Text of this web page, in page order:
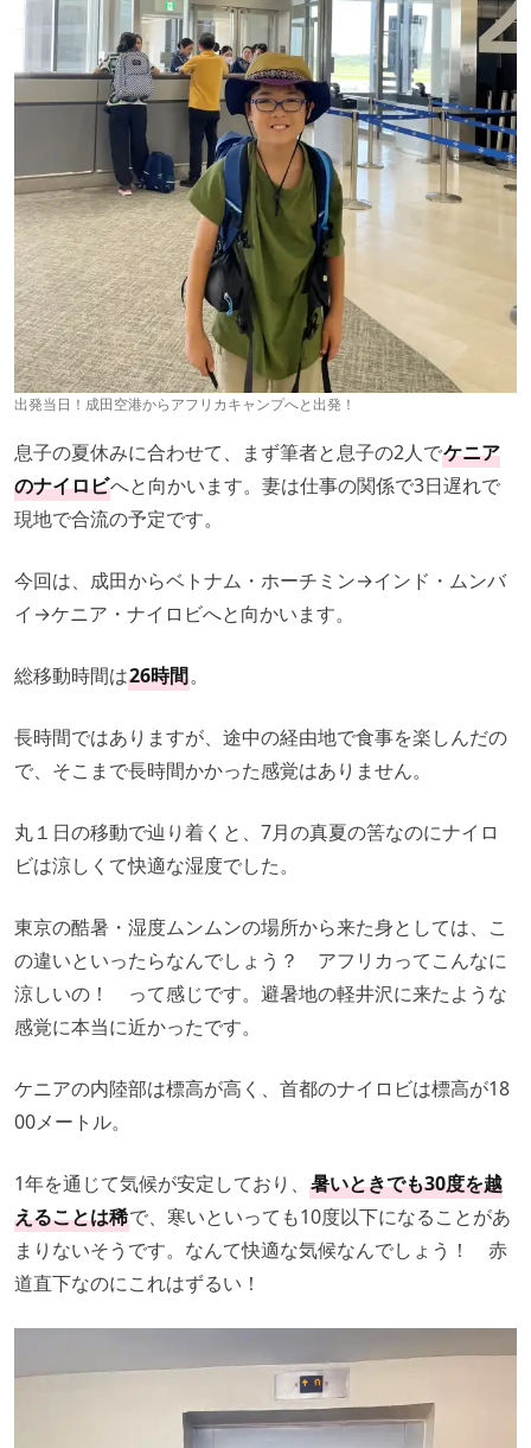
出発当日！成田空港からアフリカキャンプへと出発！
息子の夏休みに合わせて、まず筆者と息子の2人でケニア
のナイロビへと向かいます。妻は仕事の関係で3日遅れで
現地で合流の予定です。
今回は、成田からベトナム・ホーチミン→インド・ムンバ
イ→ケニア・ナイロビへと向かいます。
総移動時間は26時間。
長時間ではありますが、途中の経由地で食事を楽しんだの
で、そこまで長時間かかった感覚はありません。
丸１日の移動で辿り着くと、7月の真夏の筈なのにナイロ
ビは涼しくて快適な湿度でした。
東京の酷暑・湿度ムンムンの場所から来た身としては、こ
の違いといったらなんでしょう？ アフリカってこんなに
涼しいの！ って感じです。避暑地の軽井沢に来たような
感覚に本当に近かったです。
ケニアの内陸部は標高が高く、首都のナイロビは標高が18
00メートル。
1年を通じて気候が安定しており、 暑いときでも30度を越
えることは稀で、寒いといっても10度以下になることがあ
まりないそうです。なんて快適な気候なんでしょう！ 赤
道直下なのにこれはずるい！